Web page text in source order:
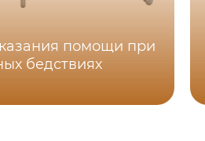
помощи при
бедствиях